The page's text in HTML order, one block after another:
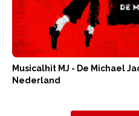
Musicalhit MJ - De Michael
Nederland